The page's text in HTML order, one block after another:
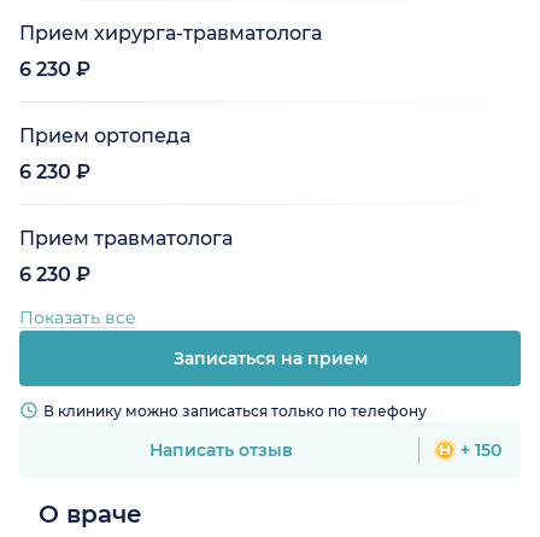
Прием хирурга-травматолога
6 230 ₽
Прием ортопеда
6 230 ₽
Прием травматолога
6 230 ₽
Показать все
Записаться на прием
В клинику можно записаться только по телефону
Написать отзыв + 150
О враче